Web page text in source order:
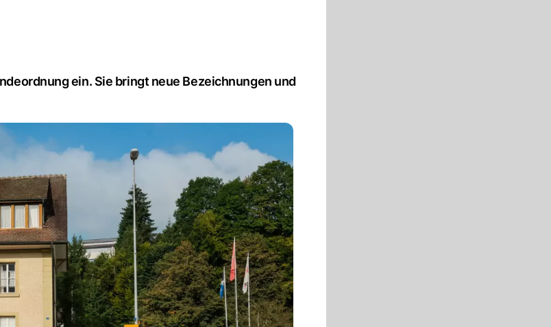
ein. Sie bringt neue Bezeichnungen und